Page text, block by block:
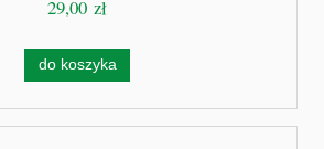
29,00 zł
do koszyka